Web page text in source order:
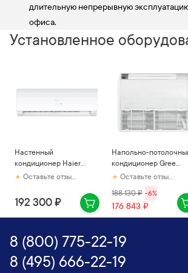
длительную непрерывную
офиса.
Установленное
Настенный
кондиционер Haier
Flexis Super Match
W/1U70S2SJ2FA
Оставьте отзыв первым
192 300 ₽
Напольно-
кондиционер Gree
GUD71ZD1/B-S
Оставьте отзыв первым
188 130₽ -6%
176 843 ₽
8 (800) 775-22-19
8 (495) 666-22-19